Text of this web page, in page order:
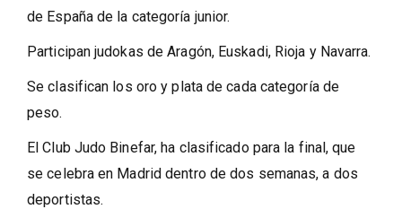
de España de la categoría junior.
Participan judokas de Aragón, Euskadi, Rioja y Navarra.
Se clasifican los oro y plata de cada categoría de
peso.
El Club Judo Binefar, ha clasificado para la final, que
se celebra en Madrid dentro de dos semanas, a dos
deportistas.